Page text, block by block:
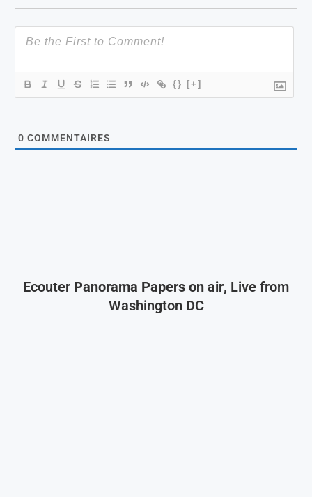
{} [+]
0 COMMENTAIRES
Ecouter Panorama Papers on air, Live from
Washington DC